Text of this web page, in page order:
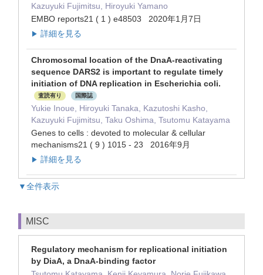
Kazuyuki Fujimitsu, Hiroyuki Yamano
EMBO reports21 ( 1 ) e48503 2020年1月7日
▶ 詳細を見る
Chromosomal location of the DnaA-reactivating
sequence DARS2 is important to regulate timely
initiation of DNA replication in Escherichia coli.
査読有り 国際誌
Yukie Inoue, Hiroyuki Tanaka, Kazutoshi Kasho,
Kazuyuki Fujimitsu, Taku Oshima, Tsutomu Katayama
Genes to cells : devoted to molecular & cellular
mechanisms21 ( 9 ) 1015 - 23 2016年9月
▶ 詳細を見る
▼全件表示
MISC
Regulatory mechanism for replicational initiation
by DiaA, a DnaA-binding factor